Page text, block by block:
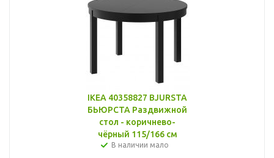
IKEA 40358827 BJURSTA
БЬЮРСТА Раздвижной
стол - коричнево-
чёрный 115/166 см
В наличии мало